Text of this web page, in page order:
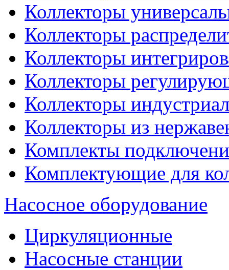
Коллекторы
Коллекторы
Коллекторы
Коллекторы
Коллекторы
Коллекторы из
Комплекты
Комплектующие для
Насосное оборудование
Циркуляционные
Насосные станции